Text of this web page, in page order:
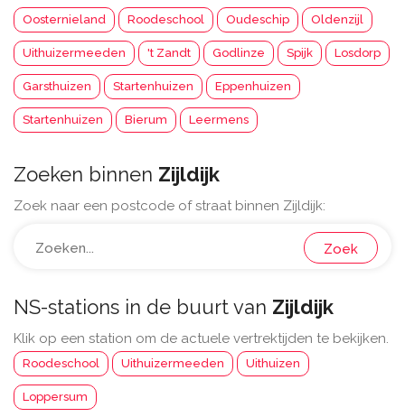
Oosternieland Roodeschool Oudeschip Oldenzijl
Uithuizermeeden 't Zandt Godlinze Spijk Losdorp
Garsthuizen Startenhuizen Eppenhuizen
Startenhuizen Bierum Leermens
Zoeken binnen Zijldijk
Zoek naar een postcode of straat binnen Zijldijk:
Zoek
NS-stations in de buurt van Zijldijk
Klik op een station om de actuele vertrektijden te bekijken.
Roodeschool Uithuizermeeden Uithuizen
Loppersum